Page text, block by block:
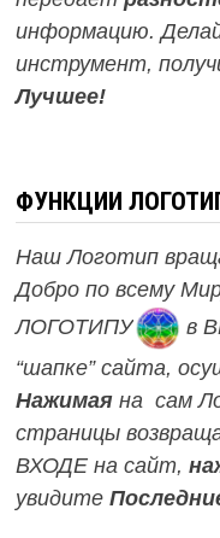
информацию.
инструмент,
Лучшее!
ФУНКЦИИ
Наш Логотип
Добро по всему
ЛОГОТИПУ
в
“шапке” сайта,
Нажимаяна сам
страницы
ВХОДЕ на сайт,
увидите